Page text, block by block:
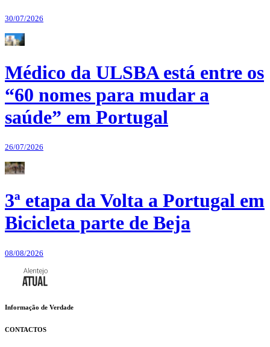
30/07/2026
Médico da ULSBA está entre os
“60 nomes para mudar a
saúde” em Portugal
26/07/2026
3ª etapa da Volta a Portugal em
Bicicleta parte de Beja
08/08/2026
Informação de Verdade
CONTACTOS